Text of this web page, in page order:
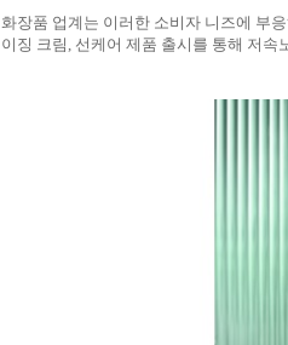
화장품 업계는 이러한 소비자 니즈에 부
이징 크림, 선케어 제품 출시를 통해 저